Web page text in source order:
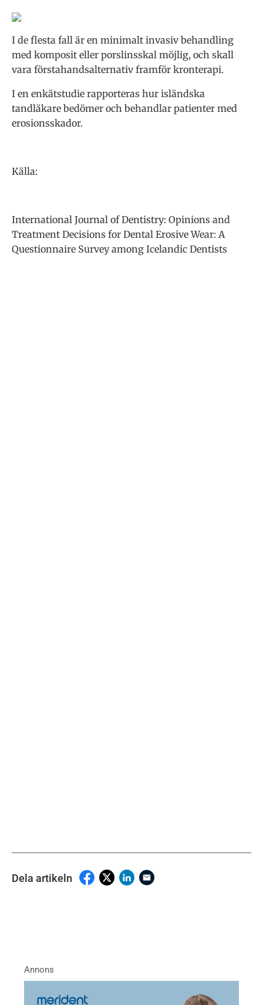
I de flesta fall är en minimalt invasiv behandling
med komposit eller porslinsskal möjlig, och skall
vara förstahandsalternativ framför kronterapi.
I en enkätstudie rapporteras hur isländska
tandläkare bedömer och behandlar patienter med
erosionsskador.
Källa:
International Journal of Dentistry: Opinions and
Treatment Decisions for Dental Erosive Wear: A
Questionnaire Survey among Icelandic Dentists
Dela artikeln